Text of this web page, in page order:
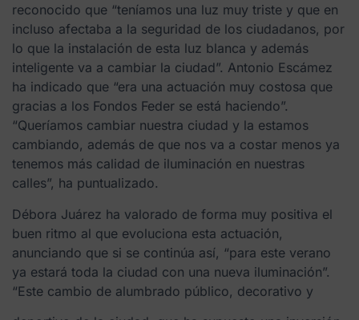
reconocido que “teníamos una luz muy triste y que en
incluso afectaba a la seguridad de los ciudadanos, por
lo que la instalación de esta luz blanca y además
inteligente va a cambiar la ciudad”. Antonio Escámez
ha indicado que “era una actuación muy costosa que
gracias a los Fondos Feder se está haciendo”.
“Queríamos cambiar nuestra ciudad y la estamos
cambiando, además de que nos va a costar menos ya
tenemos más calidad de iluminación en nuestras
calles”, ha puntualizado.
Débora Juárez ha valorado de forma muy positiva el
buen ritmo al que evoluciona esta actuación,
anunciando que si se continúa así, “para este verano
ya estará toda la ciudad con una nueva iluminación”.
“Este cambio de alumbrado público, decorativo y